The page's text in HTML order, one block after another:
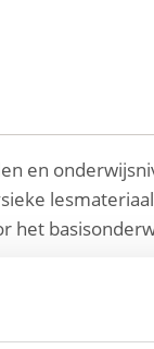
en
het